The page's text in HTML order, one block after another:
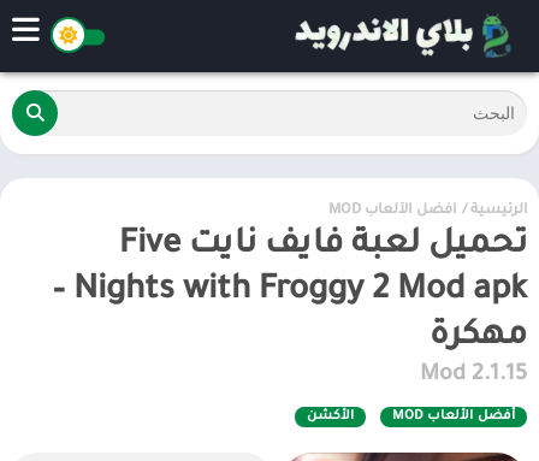
الرئيسية / أفضل الألعاب MOD
تحميل لعبة فايف نايت Five
Nights with Froggy 2 Mod apk –
مهكرة
2.1.15 Mod
أفضل الألعاب MOD الأكشن